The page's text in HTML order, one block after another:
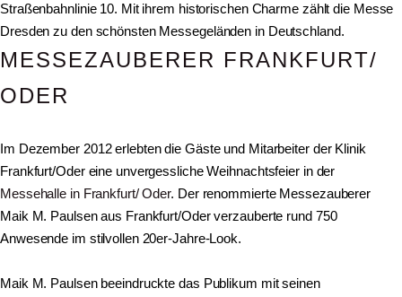
Straßenbahnlinie 10. Mit ihrem historischen Charme zählt die Messe
Dresden zu den schönsten Messegeländen in Deutschland.
MESSEZAUBERER FRANKFURT/
ODER
Im Dezember 2012 erlebten die Gäste und Mitarbeiter der Klinik
Frankfurt/Oder eine unvergessliche Weihnachtsfeier in der
Messehalle in Frankfurt/ Oder. Der renommierte Messezauberer
Maik M. Paulsen aus Frankfurt/Oder verzauberte rund 750
Anwesende im stilvollen 20er-Jahre-Look.
Maik M. Paulsen beeindruckte das Publikum mit seinen